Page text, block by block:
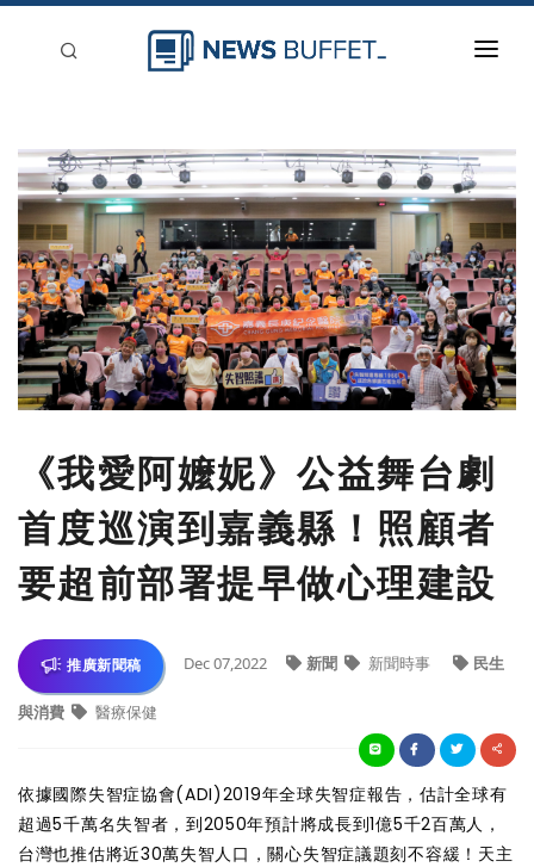
新聞稿分類
登入
刊登
《我愛阿嬤妮》公益舞台劇
首度巡演到嘉義縣！照顧者
要超前部署提早做心理建設
推廣新聞稿 Dec 07,2022 新聞 新聞時事 民生
與消費 醫療保健
依據國際失智症協會(ADI)2019年全球失智症報告，估計全球有
超過5千萬名失智者，到2050年預計將成長到1億5千2百萬人，
台灣也推估將近30萬失智人口，關心失智症議題刻不容緩！天主